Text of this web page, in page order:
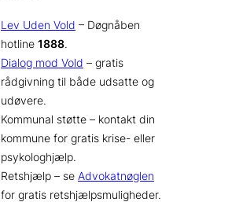
Lev Uden Vold – Døgnåben
hotline 1888.
Dialog mod Vold – gratis
rådgivning til både udsatte og
udøvere.
Kommunal støtte – kontakt din
kommune for gratis krise- eller
psykologhjælp.
Retshjælp – se Advokatnøglen
for gratis retshjælpsmuligheder.